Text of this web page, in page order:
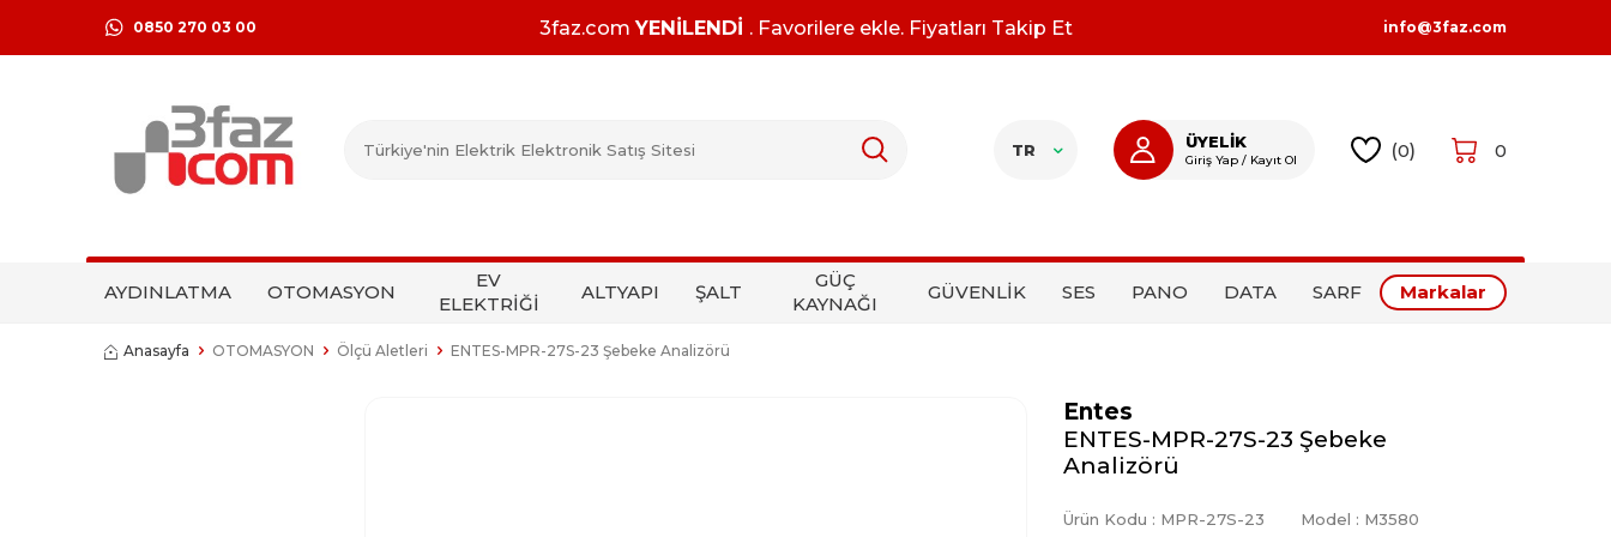
0850 270 03 00 3faz.comYENİLENDİ . Favorilere ekle. Fiyatları Takip Et info@3faz.com
TR ÜYELİK
Giriş Yap / Kayıt Ol (0) 0
AYDINLATMA OTOMASYON
EV
ELEKTRİĞİ
ALTYAPI ŞALT
GÜÇ
KAYNAĞI
GÜVENLİK SES PANO DATA SARF Markalar
Anasayfa OTOMASYON Ölçü Aletleri ENTES-MPR-27S-23 Şebeke Analizörü
Entes
ENTES-MPR-27S-23 Şebeke
Analizörü
Ürün Kodu : MPR-27S-23 Model : M3580